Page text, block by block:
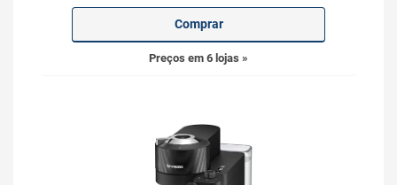
Comprar
Preços em 6 lojas »